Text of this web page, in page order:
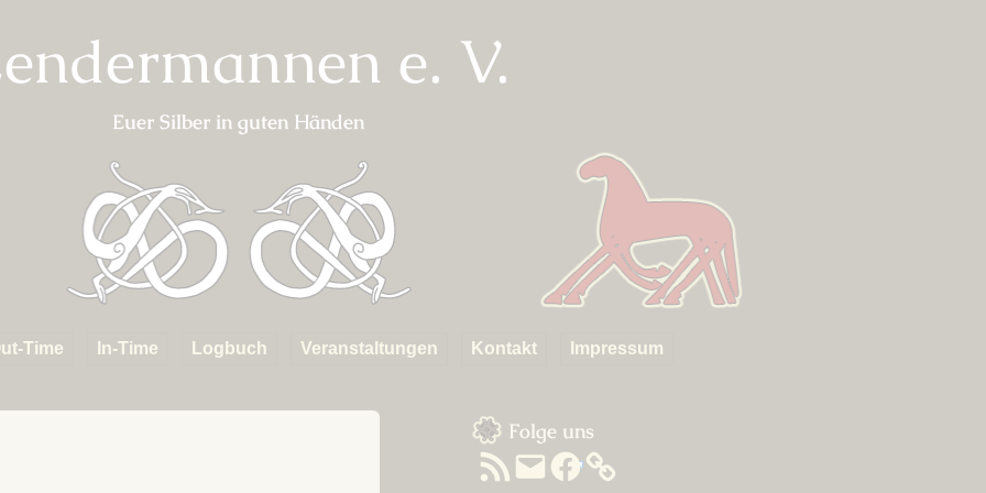
e. V.
Euer Silber in guten Händen
Time
In-Time
Mannen
Logbuch
Starkadsund
Veranstaltungen
Metsommernachtstraum
Kontakt Impressum
Sidebar
Folge uns
RSS-
Feed
E-
Mail
Facebook